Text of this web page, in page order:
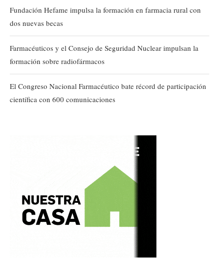
Fundación Hefame impulsa la formación en farmacia rural con
dos nuevas becas
Farmacéuticos y el Consejo de Seguridad Nuclear impulsan la
formación sobre radiofármacos
El Congreso Nacional Farmacéutico bate récord de participación
científica con 600 comunicaciones